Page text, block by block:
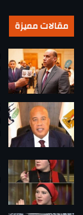
مقالات مميزة